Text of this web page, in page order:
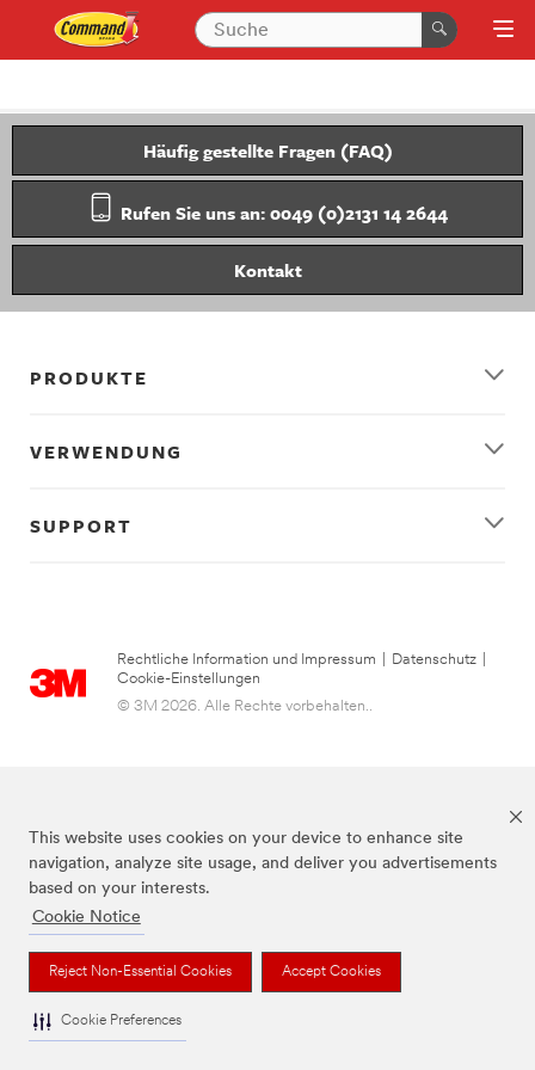
This website uses cookies on your device to enhance site
navigation, analyze site usage, and deliver you advertisements
based on your interests.
Cookie Notice
Reject Non-Essential Cookies Accept Cookies
Cookie Preferences
Häufig gestellte Fragen (FAQ)
Rufen Sie uns an: 0049 (0)2131 14 2644
Kontakt
PRODUKTE
VERWENDUNG
SUPPORT
Rechtliche Information und Impressum Datenschutz
Cookie-Einstellungen
© 3M 2026. Alle Rechte vorbehalten..
die Marke Command™ ist eine Marke von 3M.